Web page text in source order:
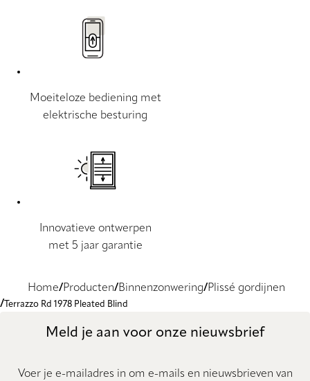
Moeiteloze bediening met
elektrische besturing
Innovatieve ontwerpen
met 5 jaar garantie
Home Producten Binnenzonwering Plissé gordijnen
Terrazzo Rd 1978 Pleated Blind
Meld je aan voor onze nieuwsbrief
Voer je e-mailadres in om e-mails en nieuwsbrieven van